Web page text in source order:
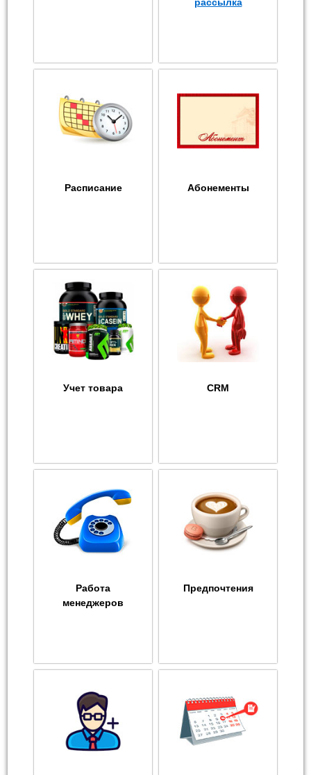
Расписание Абонементы
Учет товара CRM
Работа
менеджеров
Предпочтения